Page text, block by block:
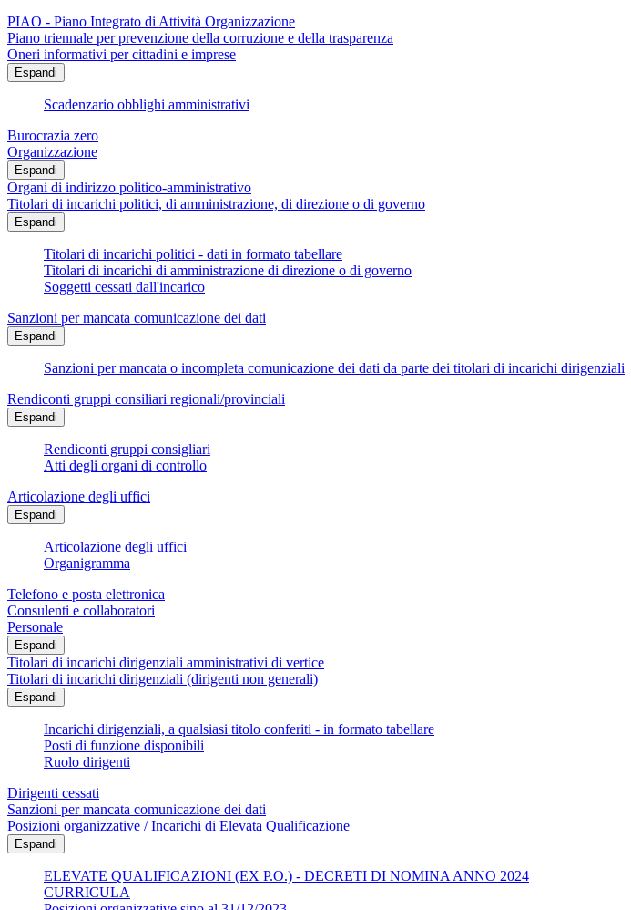
PIAO - Piano Integrato di Attività Organizzazione
Piano triennale per prevenzione della corruzione e della trasparenza
Oneri informativi per cittadini e imprese
Espandi
Scadenzario obblighi amministrativi
Burocrazia zero
Organizzazione
Espandi
Organi di indirizzo politico-amministrativo
Titolari di incarichi politici, di amministrazione, di direzione o di governo
Espandi
Titolari di incarichi politici - dati in formato tabellare
Titolari di incarichi di amministrazione di direzione o di governo
Soggetti cessati dall'incarico
Sanzioni per mancata comunicazione dei dati
Espandi
Sanzioni per mancata o incompleta comunicazione dei dati da parte dei titolari di incarichi dirigenziali
Rendiconti gruppi consiliari regionali/provinciali
Espandi
Rendiconti gruppi consigliari
Atti degli organi di controllo
Articolazione degli uffici
Espandi
Articolazione degli uffici
Organigramma
Telefono e posta elettronica
Consulenti e collaboratori
Personale
Espandi
Titolari di incarichi dirigenziali amministrativi di vertice
Titolari di incarichi dirigenziali (dirigenti non generali)
Espandi
Incarichi dirigenziali, a qualsiasi titolo conferiti - in formato tabellare
Posti di funzione disponibili
Ruolo dirigenti
Dirigenti cessati
Sanzioni per mancata comunicazione dei dati
Posizioni organizzative / Incarichi di Elevata Qualificazione
Espandi
ELEVATE QUALIFICAZIONI (EX P.O.) - DECRETI DI NOMINA ANNO 2024
CURRICULA